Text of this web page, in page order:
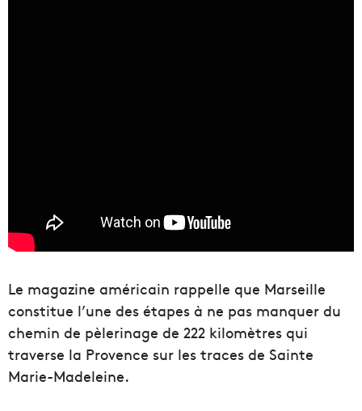
Le magazine américain rappelle que Marseille
constitue l’une des étapes à ne pas manquer du
chemin de pèlerinage de 222 kilomètres qui
traverse la Provence sur les traces de Sainte
Marie-Madeleine.